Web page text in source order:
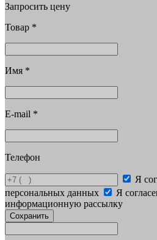
Запросить цену
Товар *
Имя *
E-mail *
Телефон
Я
персональных данных
Я
информационную рассылку
Сохранить